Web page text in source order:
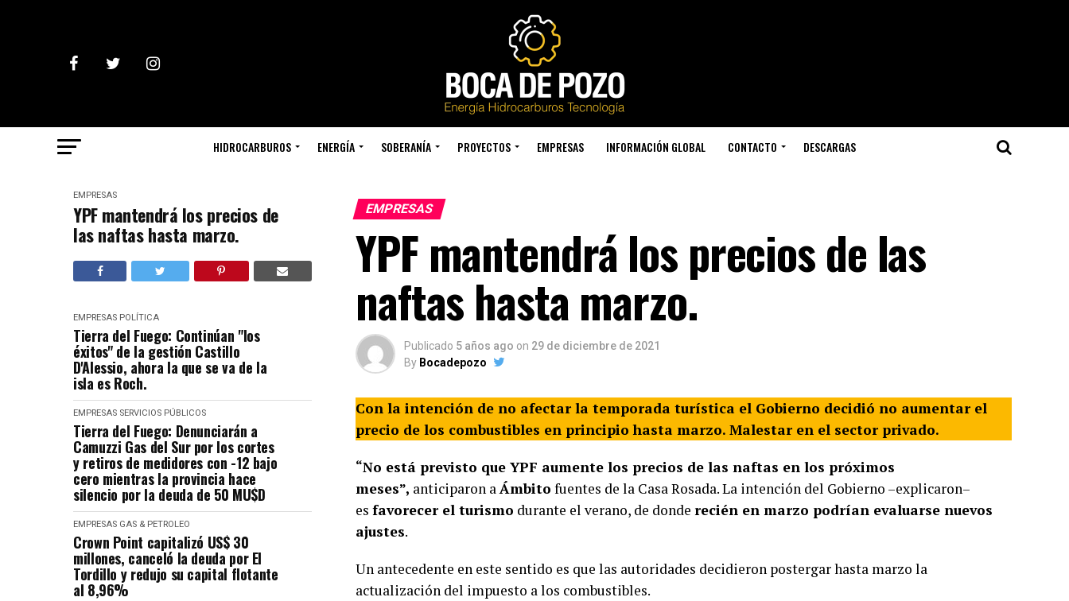
HIDROCARBUROS ENERGÍA SOBERANÍA PROYECTOS EMPRESAS INFORMACIÓN GLOBAL CONTACTO DESCARGAS
EMPRESAS
YPF mantendrá los precios de
las naftas hasta marzo.
EMPRESAS POLÍTICA
Tierra del Fuego: Continúan "los
éxitos" de la gestión Castillo
D'Alessio, ahora la que se va de la
isla es Roch.
EMPRESAS SERVICIOS PÚBLICOS
Tierra del Fuego: Denunciarán a
Camuzzi Gas del Sur por los cortes
y retiros de medidores con -12 bajo
cero mientras la provincia hace
silencio por la deuda de 50 MU$D
EMPRESAS GAS & PETROLEO
Crown Point capitalizó US$ 30
millones, canceló la deuda por El
Tordillo y redujo su capital flotante
al 8,96%
EMPRESAS
YPF mantendrá los precios de las
naftas hasta marzo.
Publicado 5 años ago on 29 de diciembre de 2021
By Bocadepozo
Con la intención de no afectar la temporada turística el Gobierno decidió no aumentar el
precio de los combustibles en principio hasta marzo. Malestar en el sector privado.
“No está previsto que YPF aumente los precios de las naftas en los próximos
meses”, anticiparon aÁmbito fuentes de la Casa Rosada. La intención del Gobierno –explicaron–
es favorecer el turismo durante el verano, de donde recién en marzo podrían evaluarse nuevos
ajustes.
Un antecedente en este sentido es que las autoridades decidieron postergar hasta marzo la
actualización del impuesto a los combustibles.